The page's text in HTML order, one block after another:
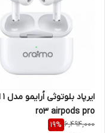
ro3 airpods pro
6,494,000
19%